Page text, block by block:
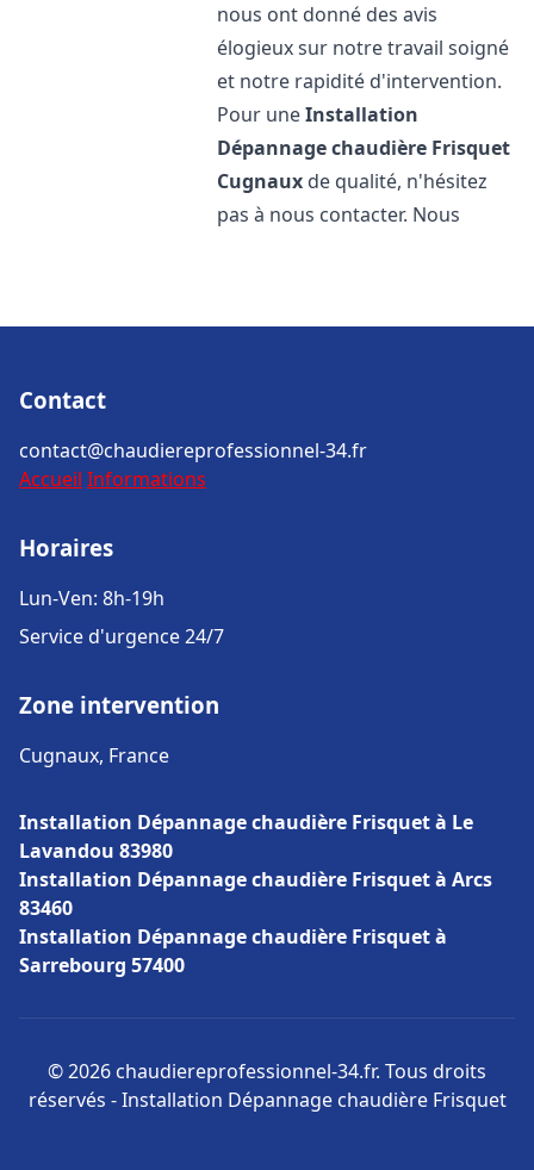
nous ont donné des avis
élogieux sur notre travail soigné
et notre rapidité d'intervention.
Pour uneInstallation
Dépannage chaudière Frisquet
Cugnaux de qualité, n'hésitez
pas à nous contacter. Nous
Contact
contact@chaudiereprofessionnel-34.fr
Accueil Informations
Horaires
Lun-Ven: 8h-19h
Service d'urgence 24/7
Zone intervention
Cugnaux, France
Installation Dépannage chaudière Frisquet à Le
Lavandou 83980
Installation Dépannage chaudière Frisquet à Arcs
83460
Installation Dépannage chaudière Frisquet à
Sarrebourg 57400
© 2026 chaudiereprofessionnel-34.fr. Tous droits
réservés - Installation Dépannage chaudière Frisquet